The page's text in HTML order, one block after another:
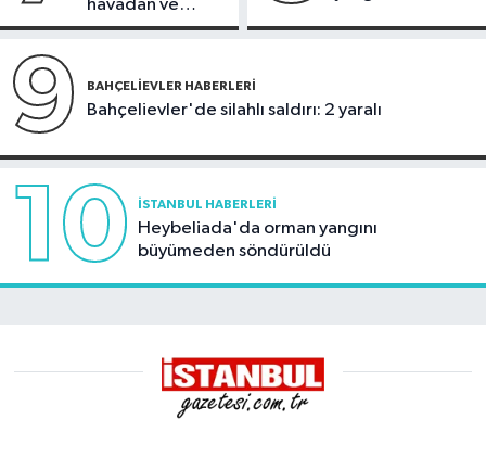
havadan ve
karadan
9 BAHÇELIEVLER HABERLERI
Bahçelievler'de silahlı saldırı: 2 yaralı
10 İSTANBUL HABERLERI
Heybeliada'da orman yangını
büyümeden söndürüldü